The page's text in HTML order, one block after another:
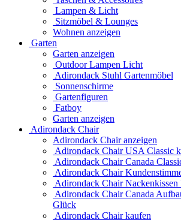
Lampen & Licht
Sitzmöbel & Lounges
Wohnen anzeigen
Garten
Garten anzeigen
Outdoor Lampen Licht
Adirondack Stuhl Gartenmöbel
Sonnenschirme
Gartenfiguren
Fatboy
Garten anzeigen
Adirondack Chair
Adirondack Chair anzeigen
Adirondack Chair USA Classic
Adirondack Chair Canada
Adirondack Chair
Adirondack Chair Nackenkissen
Adirondack Chair Canada
Glück
Adirondack Chair kaufen